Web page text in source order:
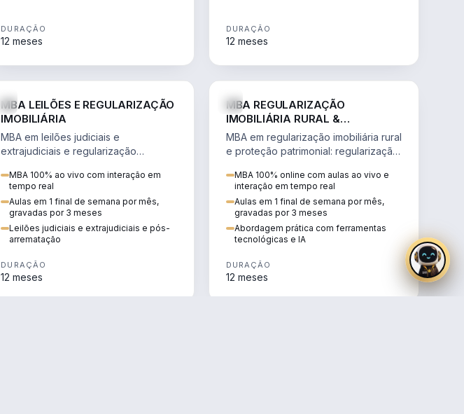
DURAÇÃO
12 meses
DURAÇÃO
12 meses
MBA LEILÕES E REGULARIZAÇÃO
IMOBILIÁRIA
MBA em leilões judiciais e
extrajudiciais e regularização
alienação fiduciária e pós-
arrematação.
MBA 100% ao vivo com interação em
tempo real
Aulas em 1 final de semana por mês,
gravadas por 3 meses
Leilões judiciais e extrajudiciais e pós-
arrematação
DURAÇÃO
12 meses
MBA REGULARIZAÇÃO
IMOBILIÁRIA RURAL &
PROTEÇÃO PATRIMONIAL
MBA em regularização imobiliária rural
e proteção patrimonial: regularização
rural.
MBA 100% online com aulas ao vivo e
interação em tempo real
Aulas em 1 final de semana por mês,
gravadas por 3 meses
Abordagem prática com ferramentas
tecnológicas e IA
DURAÇÃO
12 meses